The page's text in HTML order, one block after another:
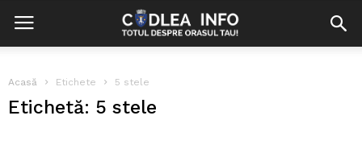
Acasă Etichete 5 stele
Etichetă: 5 stele